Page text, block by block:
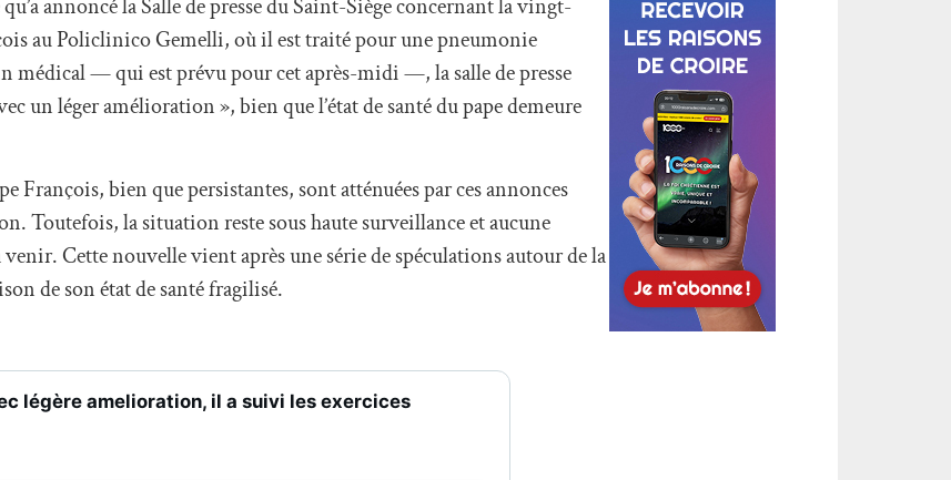
qu’a annoncé la Salle de presse du Saint-Siège concernant la vingt-
au Policlinico Gemelli, où il est traité pour une pneumonie
médical — qui est prévu pour cet après-midi —, la salle de presse
un léger amélioration », bien que l’état de santé du pape demeure
François, bien que persistantes, sont atténuées par ces annonces
Toutefois, la situation reste sous haute surveillance et aucune
Cette nouvelle vient après une série de spéculations autour de la
de son état de santé fragilisé.